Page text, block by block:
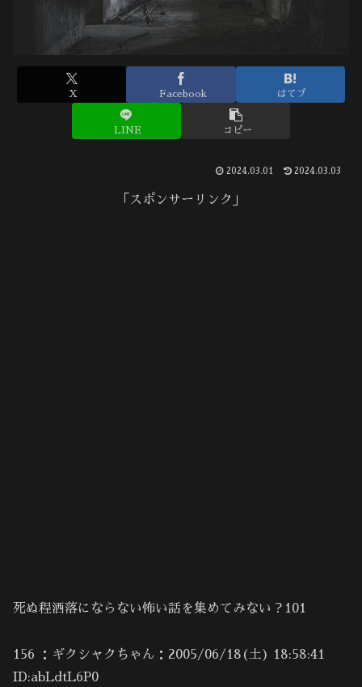
X Facebook はてブ
LINE コピー
2024.03.01 2024.03.03
「スポンサーリンク」
死ぬ程洒落にならない怖い話を集めてみない？101
156 ：ギクシャクちゃん：2005/06/18(土) 18:58:41
ID:abLdtL6P0